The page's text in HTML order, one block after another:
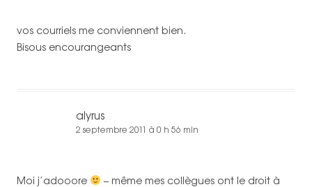
vos courriels me conviennent bien.
Bisous encourangeants
alyrus
2 septembre 2011 à 0 h 56 min
Moi j’adooore
– même mes collègues ont le droit à